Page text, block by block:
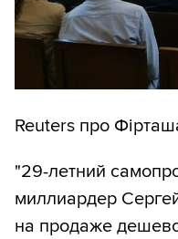
Reuters про
"29-летний
миллиардер
на продаже